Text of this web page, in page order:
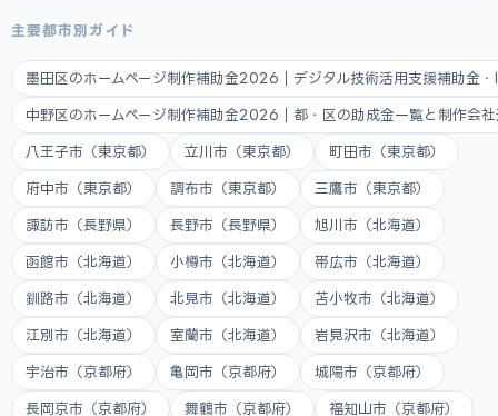
主要都市別ガイド
墨田区のホームページ制作補助金2026｜デジタル技術活用支援補助金
中野区のホームページ制作補助金2026｜都・区の助成金一覧と制作会
八王子市（東京都） 立川市（東京都） 町田市（東京都）
府中市（東京都） 調布市（東京都） 三鷹市（東京都）
諏訪市（長野県） 長野市（長野県） 旭川市（北海道）
函館市（北海道） 小樽市（北海道） 帯広市（北海道）
釧路市（北海道） 北見市（北海道） 苫小牧市（北海道）
江別市（北海道） 室蘭市（北海道） 岩見沢市（北海道）
宇治市（京都府） 亀岡市（京都府） 城陽市（京都府）
長岡京市（京都府） 舞鶴市（京都府） 福知山市（京都府）